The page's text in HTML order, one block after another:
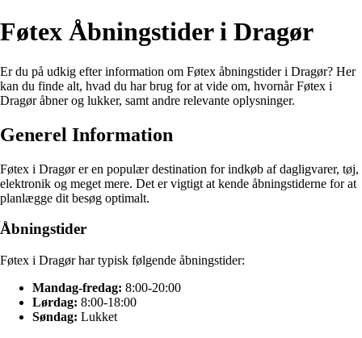
Føtex Åbningstider i Dragør
Er du på udkig efter information om Føtex åbningstider i Dragør? Her
kan du finde alt, hvad du har brug for at vide om, hvornår Føtex i
Dragør åbner og lukker, samt andre relevante oplysninger.
Generel Information
Føtex i Dragør er en populær destination for indkøb af dagligvarer, tøj,
elektronik og meget mere. Det er vigtigt at kende åbningstiderne for at
planlægge dit besøg optimalt.
Åbningstider
Føtex i Dragør har typisk følgende åbningstider:
Mandag-fredag: 8:00-20:00
Lørdag: 8:00-18:00
Søndag: Lukket